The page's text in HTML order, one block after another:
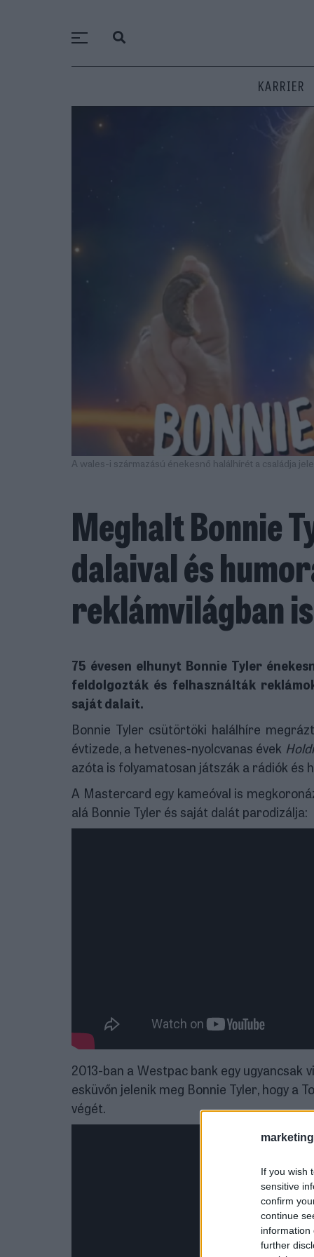
If you wish
sensitive
confirm
continue
information
further
KARRIER
A wales-i származású énekesnő halálhírét a családja
Meghalt Bonnie
dalaival és
reklámvilágban
75 évesen elhunyt Bonnie Tyler
feldolgozták és felhasználták
saját dalait.
Bonnie Tyler csütörtöki halálhíre
évtizede, a hetvenes-nyolcvanas évek
azóta is folyamatosan játszák a rádiók és
A Mastercard egy kameóval is
alá Bonnie Tyler és saját dalát parodizálja:
2013-ban a Westpac bank egy
esküvőn jelenik meg Bonnie Tyler, hogy a
végét.